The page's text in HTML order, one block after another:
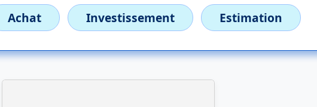
Achat Investissement Estimation